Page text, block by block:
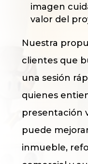
imagen
valor del
Nuestra
clientes que
una sesión
quienes
presentación
puede
inmueble,